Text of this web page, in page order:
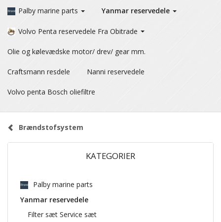
Palby marine parts Yanmar reservedele
Volvo Penta reservedele Fra Obitrade
Olie og kølevædske motor/ drev/ gear mm.
Craftsmann resdele Nanni reservedele
Volvo penta Bosch oliefiltre
Brændstofsystem
KATEGORIER
Palby marine parts
Yanmar reservedele
Filter sæt Service sæt